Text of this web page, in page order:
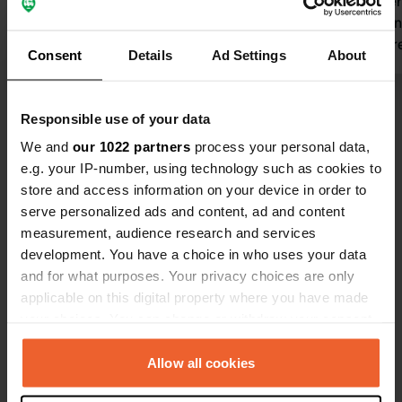
Consent Details Ad Settings About
Responsible use of your data
We and our 1022 partners process your personal data,
e.g. your IP-number, using technology such as cookies to
store and access information on your device in order to
serve personalized ads and content, ad and content
measurement, audience research and services
development. You have a choice in who uses your data
and for what purposes. Your privacy choices are only
applicable on this digital property where you have made
any time from the Cookie Declaration or by clicking on
the Privacy trigger icon.Allow all cookies
sofort behoben. Die Besitzer sind
Schwierigkeiten und sie waren sofort
zur Stelle, um uns zu helfen! Super
Besitzer!
Übersetzt von GoogleOriginal anzeigen
Unser
hatten
Alle 178 Bewertungen anzeigen
Waren Sie schon einmal hier?
Via Parrelle Civita Giuliana 4
Kopie